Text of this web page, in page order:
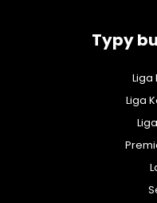
Typy
Liga
Liga